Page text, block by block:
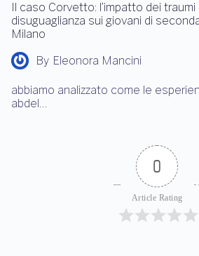
Il caso Corvetto: l’impatto dei traumi
disuguaglianza sui giovani di
Milano
By Eleonora Mancini
abbiamo analizzato come le
abdel…
0
Article Rating